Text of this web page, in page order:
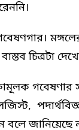
চিত্রটা
বলে জানিয়েছে